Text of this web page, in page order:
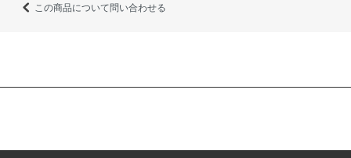
この商品について問い合わせる